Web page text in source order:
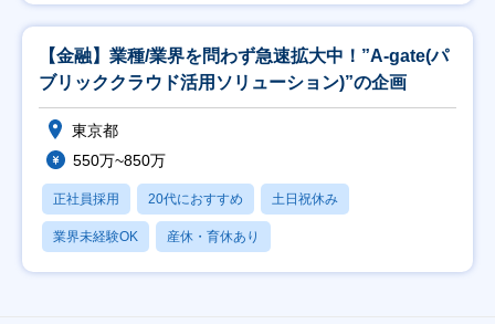
【金融】業種/業界を問わず急速拡大中！”A-gate(パ
ブリッククラウド活用ソリューション)”の企画
東京都
550万~850万
正社員採用 20代におすすめ 土日祝休み
業界未経験OK 産休・育休あり